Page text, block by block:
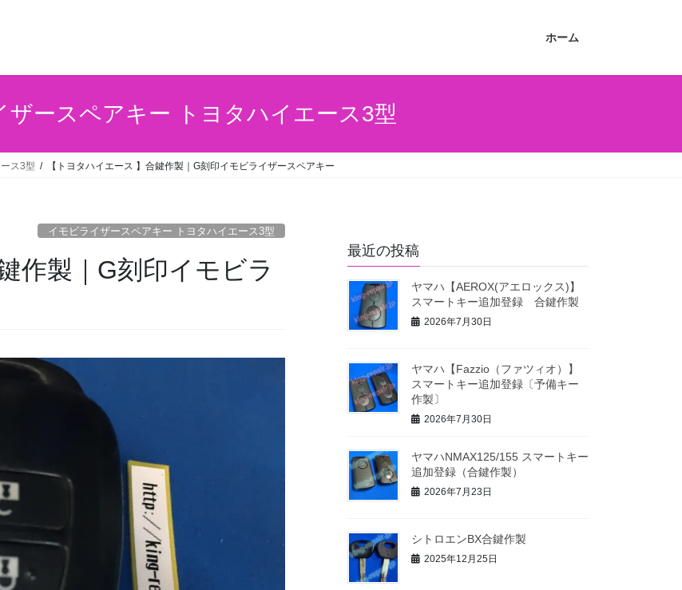
ホーム
ザースペアキー トヨタハイエース3型
ス3型 【トヨタハイエース 】合鍵作製｜G刻印イモビライザースペアキー
イモビライザースペアキー トヨタハイエース3型
作製｜G刻印イモビラ
最近の投稿
ヤマハ【AEROX(アエロックス)】
スマートキー追加登録 合鍵作製
2026年7月30日
ヤマハ【Fazzio（ファツィオ）】
スマートキー追加登録〔予備キー
作製〕
2026年7月30日
ヤマハNMAX125/155 スマートキー
追加登録（合鍵作製）
2026年7月23日
シトロエンBX合鍵作製
2025年12月25日